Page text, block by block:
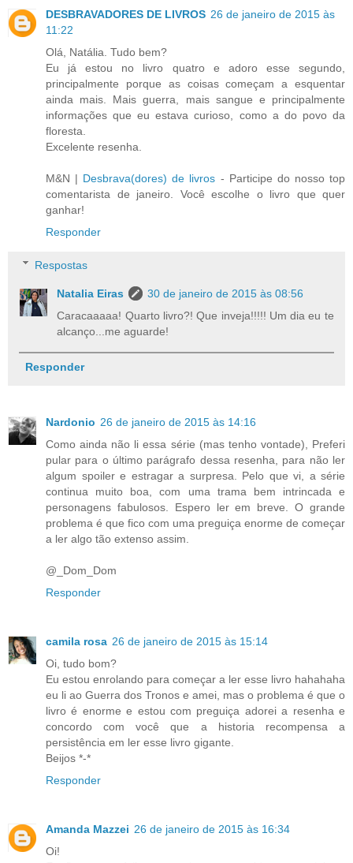
DESBRAVADORES DE LIVROS 26 de janeiro de 2015 às
11:22
Olá, Natália. Tudo bem?
Eu já estou no livro quatro e adoro esse segundo,
principalmente porque as coisas começam a esquentar
ainda mais. Mais guerra, mais sangue e principalmente
informações que eu estava curioso, como a do povo da
floresta.
Excelente resenha.
M&N | Desbrava(dores) de livros - Participe do nosso top
comentarista de janeiro. Você escolhe o livro que quer
ganhar!
Responder
Respostas
Natalia Eiras
30 de janeiro de 2015 às 08:56
Caracaaaaa! Quarto livro?! Que inveja!!!!! Um dia eu te
alcanço...me aguarde!
Responder
Nardonio 26 de janeiro de 2015 às 14:16
Como ainda não li essa série (mas tenho vontade), Preferi
pular para o último parágrafo dessa resenha, para não ler
algum spoiler e estragar a surpresa. Pelo que vi, a série
continua muito boa, com uma trama bem intrincada e
personagens fabulosos. Espero ler em breve. O grande
problema é que fico com uma preguiça enorme de começar
a ler algo tão extenso assim.
@_Dom_Dom
Responder
camila rosa 26 de janeiro de 2015 às 15:14
Oi, tudo bom?
Eu estou enrolando para começar a ler esse livro hahahaha
eu li ao Guerra dos Tronos e amei, mas o problema é que o
livro é enorme e estou com preguiça adorei a resenha e
concordo com você que a historia recompensa a
persistência em ler esse livro gigante.
Beijos *-*
Responder
Amanda Mazzei 26 de janeiro de 2015 às 16:34
Oi!